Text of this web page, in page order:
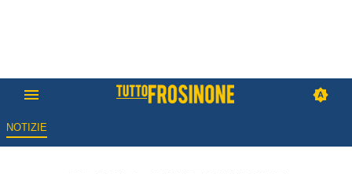
NOTIZIE